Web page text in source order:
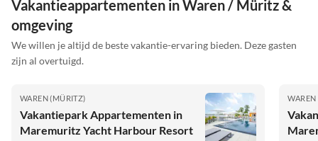
Vakantieappartementen in Waren / Müritz &
omgeving
We willen je altijd de beste vakantie-ervaring bieden. Deze gasten
zijn al overtuigd.
WAREN (MÜRITZ)
Vakantiepark Appartementen in
Maremuritz Yacht Harbour Resort